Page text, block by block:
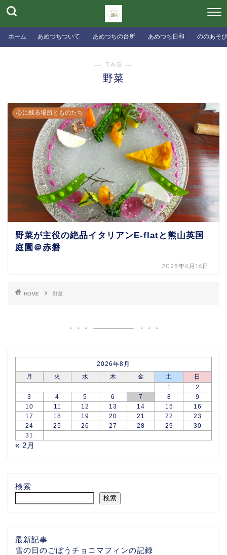
ホーム あめつちついて あめつちの台所 あめつち日和 ののあそ
― TAG ―
野菜
心に残る場所とものたち
野菜が主役の絶品イタリアンE-flatと熊山英国
庭園＠赤磐
2025年6月16日
HOME 野菜
2026年8月
月
火 水 木 金 土
日
1
2
3
4 5 6 7 8
9
10
11 12 13 14 15
16
17
18 19 20 21 22
23
24
25 26 27 28 29
30
31
« 2月
検索
検索
最新記事
雪の日のごぼうチョコマフィンの記録